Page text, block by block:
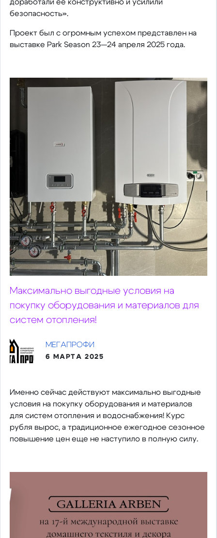
доработали её конструктивно и усилили
безопасность».
Проект был с огромным успехом представлен на
выставке Park Season 23—24 апреля 2025 года.
Максимально выгодные условия на
покупку оборудования и материалов для
систем отопления!
МЕГАПРОФИ
6 МАРТА 2025
Именно сейчас действуют максимально выгодные
условия на покупку оборудования и материалов
для систем отопления и водоснабжения! Курс
рубля вырос, а традиционное ежегодное сезонное
повышение цен еще не наступило в полную силу.